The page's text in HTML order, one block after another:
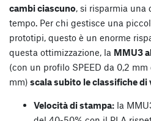
cambi ciascuno, si risparmia
tempo. Per chi gestisce una
prototipi, questo è un enorme
questa ottimizzazione, la MMU3
(con un profilo SPEED da 0,2
mm) scala subito le classifiche di
Velocità di stampa: la